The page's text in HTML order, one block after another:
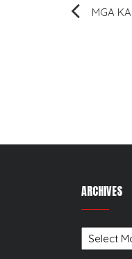
Post
MGA
ARCHIVES
Archives